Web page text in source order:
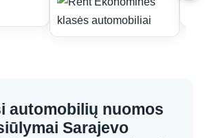
automobilių nuomos
Sarajevo